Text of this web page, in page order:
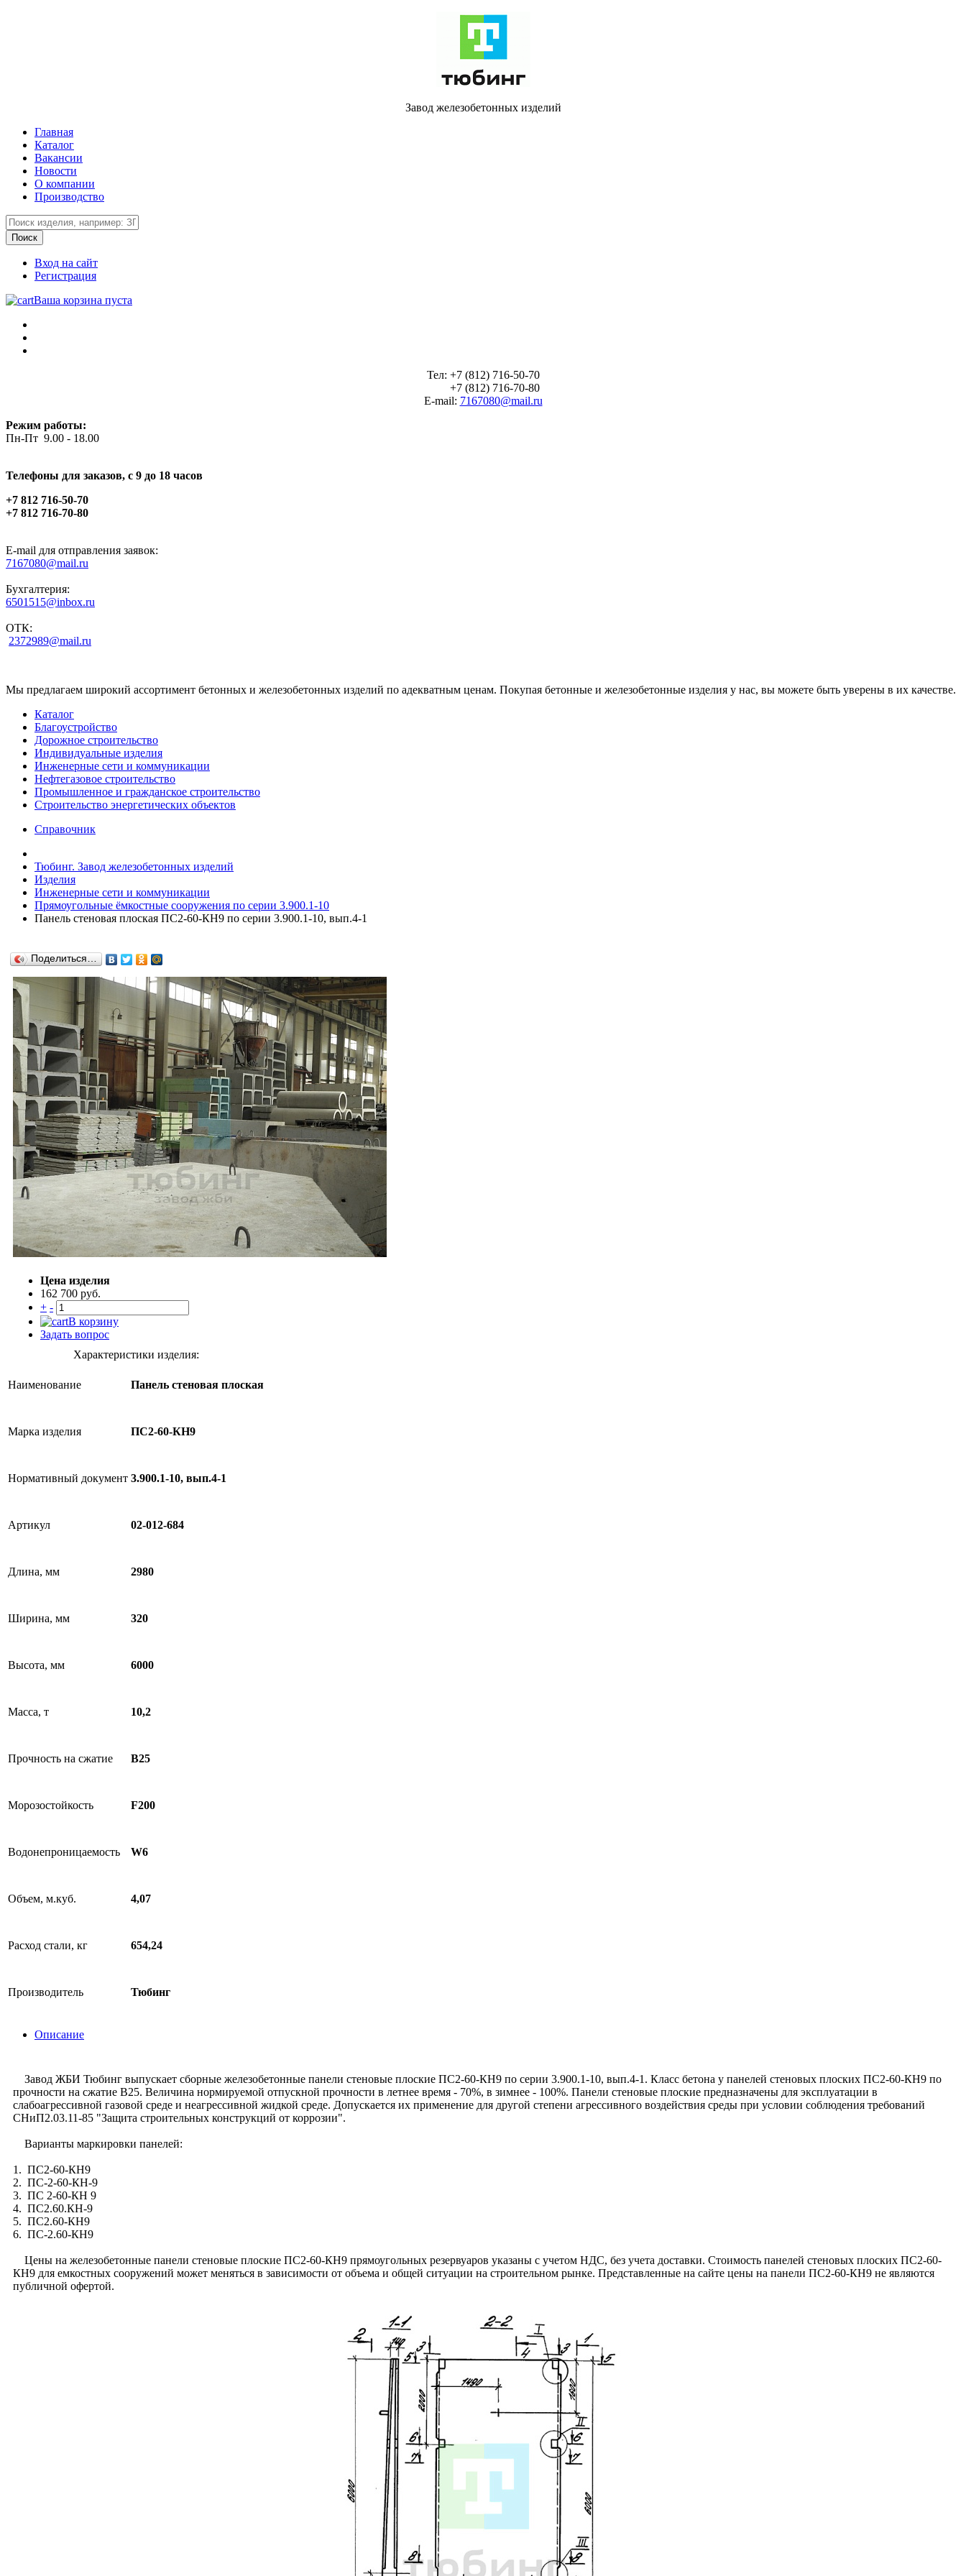
Завод железобетонных изделий
Главная
Каталог
Вакансии
Новости
О компании
Производство
Вход на сайт
Регистрация
Ваша корзина пуста
Тел: +7 (812) 716-50-70
+7 (812) 716-70-80
E-mail: 7167080@mail.ru
Режим работы:
Пн-Пт 9.00 - 18.00
Телефоны для заказов, c 9 до 18 часов
+7 812 716-50-70
+7 812 716-70-80
E-mail для отправления заявок:
7167080@mail.ru
Бухгалтерия:
6501515@inbox.ru
ОТК:
2372989@mail.ru
Мы предлагаем широкий ассортимент бетонных и железобетонных изделий по адекватным ценам. Покупая бетонные и железобетонные изделия у нас, вы можете быть уверены в их качестве.
Каталог
Благоустройство
Дорожное строительство
Индивидуальные изделия
Инженерные сети и коммуникации
Нефтегазовое строительство
Промышленное и гражданское строительство
Строительство энергетических объектов
Справочник
Тюбинг. Завод железобетонных изделий
Изделия
Инженерные сети и коммуникации
Прямоугольные ёмкостные сооружения по серии 3.900.1-10
Панель стеновая плоская ПС2-60-КН9 по серии 3.900.1-10, вып.4-1
Поделиться…
Цена изделия
162 700 руб.
+ -
В корзину
Задать вопрос
Характеристики изделия:
Наименование Панель стеновая плоская
Марка изделия ПС2-60-КН9
Нормативный документ 3.900.1-10, вып.4-1
Артикул 02-012-684
Длина, мм 2980
Ширина, мм 320
Высота, мм 6000
Масса, т 10,2
Прочность на сжатие В25
Морозостойкость F200
Водонепроницаемость W6
Объем, м.куб. 4,07
Расход стали, кг 654,24
Производитель Тюбинг
Описание
Завод ЖБИ Тюбинг выпускает сборные железобетонные панели стеновые плоские ПС2-60-КН9 по серии 3.900.1-10, вып.4-1. Класс бетона у панелей стеновых плоских ПС2-60-КН9 по
прочности на сжатие В25. Величина нормируемой отпускной прочности в летнее время - 70%, в зимнее - 100%. Панели стеновые плоские предназначены для эксплуатации в
слабоагрессивной газовой среде и неагрессивной жидкой среде. Допускается их применение для другой степени агрессивного воздействия среды при условии соблюдения требований
СНиП2.03.11-85 "Защита строительных конструкций от коррозии".
Варианты маркировки панелей:
1. ПС2-60-КН9
2. ПС-2-60-КН-9
3. ПС 2-60-КН 9
4. ПС2.60.КН-9
5. ПС2.60-КН9
6. ПС-2.60-КН9
Цены на железобетонные панели стеновые плоские ПС2-60-КН9 прямоугольных резервуаров указаны с учетом НДС, без учета доставки. Стоимость панелей стеновых плоских ПС2-60-
КН9 для емкостных сооружений может меняться в зависимости от объема и общей ситуации на строительном рынке. Представленные на сайте цены на панели ПС2-60-КН9 не являются
публичной офертой.